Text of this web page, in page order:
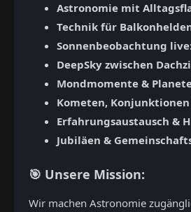
Astronomie mit
Technik für
Sonnenbeobachtung
DeepSky zwischen
Mondmomente &
Kometen, Konjunktionen
Erfahrungsaustausch &
Jubiläen &
🎯 Unsere Mission:
Wir machen Astronomie